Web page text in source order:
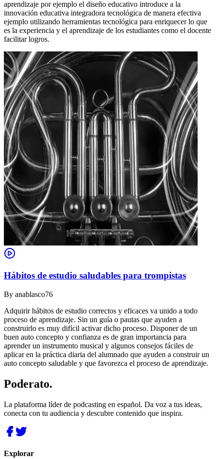
aprendizaje por ejemplo el diseño educativo introduce a la
innovación educativa integradora tecnológica de manera efectiva
ejemplo utilizando herramientas tecnológica para enriquecer lo que
es la experiencia y el aprendizaje de los estudiantes como el docente
facilitar logros.
Hábitos de estudio saludables para trompistas
By anablasco76
Adquirir hábitos de estudio correctos y eficaces va unido a todo
proceso de aprendizaje. Sin un guía o pautas que ayuden a
construirlo es muy difícil activar dicho proceso. Disponer de un
buen auto concepto y confianza es de gran importancia para
aprender un instrumento musical y algunos consejos fáciles de
aplicar en la práctica diaria del alumnado que ayuden a construir un
auto concepto saludable y que favorezca el proceso de aprendizaje.
Poderato.
La plataforma líder de podcasting en español. Da voz a tus ideas,
conecta con tu audiencia y descubre contenido que inspira.
Explorar